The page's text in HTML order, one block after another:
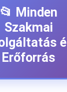
📂 Minden
Szakmai
Erőforrás